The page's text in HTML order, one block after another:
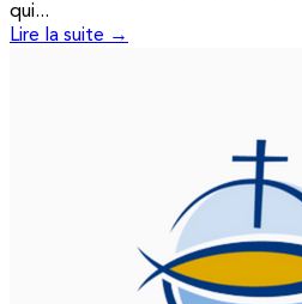
qui...
Lire la suite →